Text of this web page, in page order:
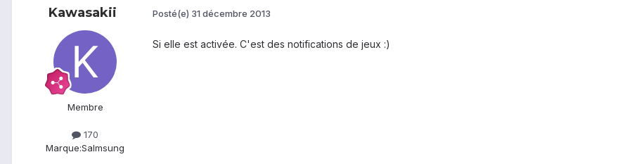
Kawasakii
Membre
170
Marque:Salmsung
Posté(e) 31 décembre 2013
Si elle est activée. C'est des notifications de jeux :)